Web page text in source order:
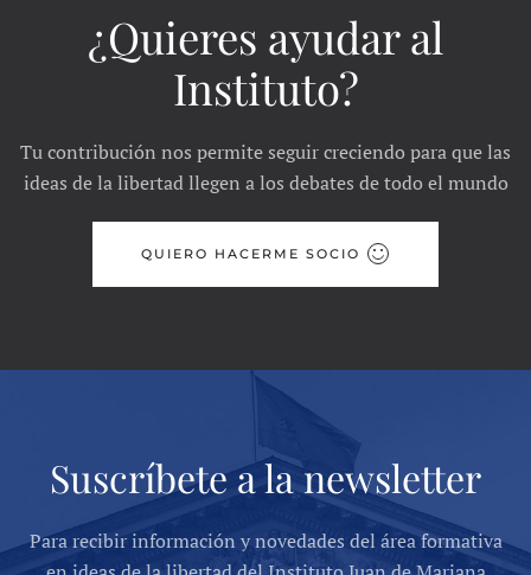
¿Quieres ayudar al
Instituto?
Tu contribución nos permite seguir creciendo para que las
ideas de la libertad llegen a los debates de todo el mundo
QUIERO HACERME SOCIO
Suscríbete a la newsletter
Para recibir información y novedades del área formativa